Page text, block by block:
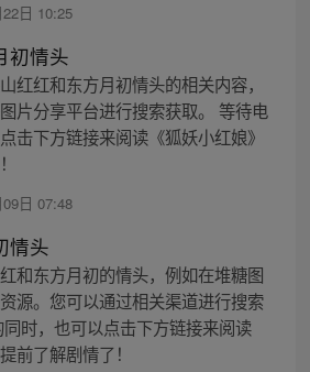
日 10:25
初情头
红红和东方月初情头的相关内容，
片分享平台进行搜索获取。 等待电
击下方链接来阅读《狐妖小红娘》
日 07:48
情头
和东方月初的情头，例如在堆糖图
源。您可以通过相关渠道进行搜索
时，也可以点击下方链接来阅读
前了解剧情了！